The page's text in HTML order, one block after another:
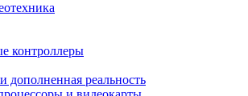
контроллеры
дополненная реальность